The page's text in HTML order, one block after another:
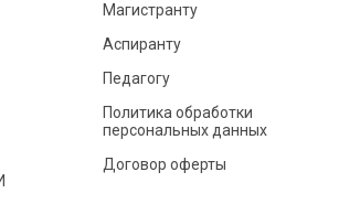
Магистранту
Аспиранту
Педагогу
Политика обработки
персональных данных
Договор оферты